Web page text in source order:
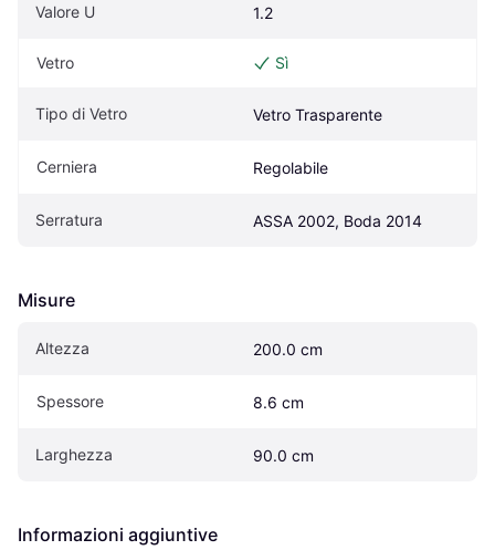
Valore U 1.2
Vetro Sì
Tipo di Vetro Vetro Trasparente
Cerniera Regolabile
Serratura ASSA 2002, Boda 2014
Misure
Altezza 200.0 cm
Spessore 8.6 cm
Larghezza 90.0 cm
Informazioni aggiuntive